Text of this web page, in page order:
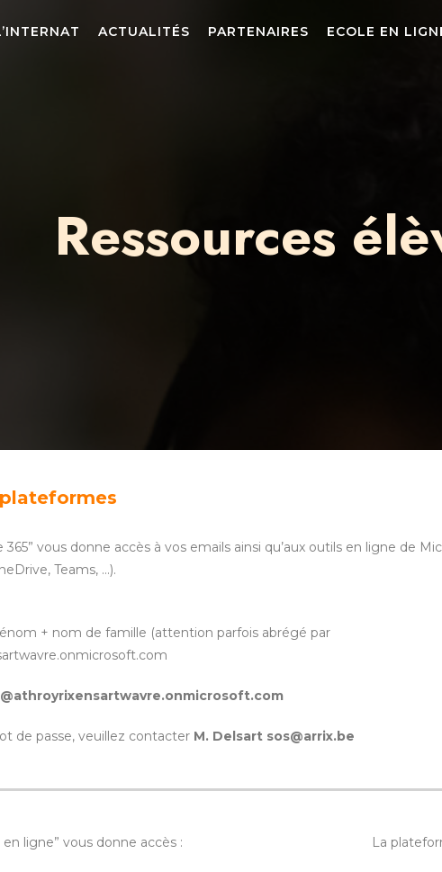
ACTUALITÉS PARTENAIRES ECOLE EN
Ressources
vous donne accès à vos emails ainsi qu’aux outils en ligne de
Teams, …).
+ nom de famille (attention parfois abrégé par
de passe, veuillez contacter M. Delsart sos@arrix.be
ligne” vous donne accès : La